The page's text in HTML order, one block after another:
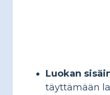
Luokan
täyttämään